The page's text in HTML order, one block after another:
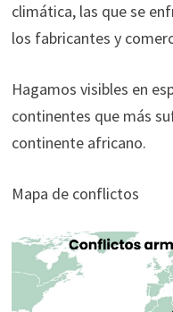
climática, las que se
los fabricantes y
Hagamos visibles en
continentes que más
continente africano.
Mapa de conflictos